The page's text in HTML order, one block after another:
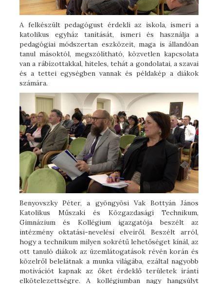
A felkészült pedagógust érdekli az iskola, ismeri a
katolikus egyház tanítását, ismeri és használja a
pedagógiai módszertan eszközeit, maga is állandóan
tanul másoktól, megszólítható, közvetlen kapcsolata
van a rábízottakkal, hiteles, tehát a gondolatai, a szavai
és a tettei egységben vannak és példakép a diákok
számára.
Benyovszky Péter, a gyöngyösi Vak Bottyán János
Katolikus Műszaki és Közgazdasági Technikum,
Gimnázium és Kollégium igazgatója beszélt az
intézmény oktatási-nevelési elveiről. Beszélt arról,
hogy a technikum milyen sokrétű lehetőséget kínál, az
ott tanuló diákok az üzemlátogatások révén korán és
közelről belelátnak a munka világába, ezáltal nagyobb
motivációt kapnak az őket érdeklő területek iránti
elkötelezettségre. A kollégiumban nagy hangsúlyt